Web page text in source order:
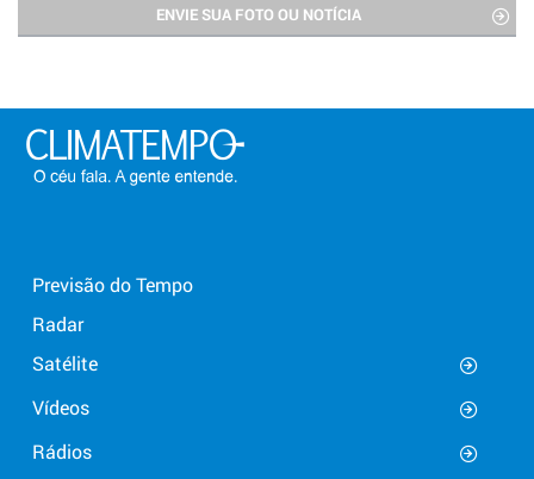
ENVIE SUA FOTO OU NOTÍCIA
Previsão do Tempo
Radar
Satélite
Vídeos
Rádios